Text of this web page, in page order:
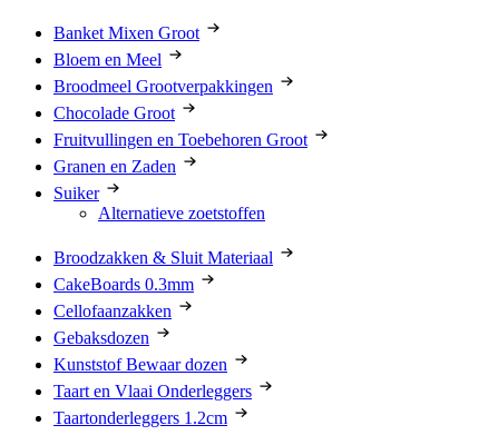
Banket Mixen Groot
Bloem en Meel
Broodmeel Grootverpakkingen
Chocolade Groot
Fruitvullingen en Toebehoren Groot
Granen en Zaden
Suiker
Alternatieve zoetstoffen
Broodzakken & Sluit Materiaal
CakeBoards 0.3mm
Cellofaanzakken
Gebaksdozen
Kunststof Bewaar dozen
Taart en Vlaai Onderleggers
Taartonderleggers 1.2cm